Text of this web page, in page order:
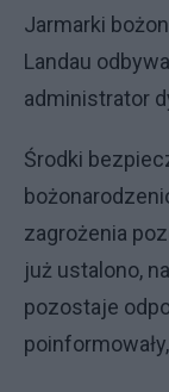
Jarmarki
Landau
administrator
Środki
zagrożenia
już ustalono,
pozostaje